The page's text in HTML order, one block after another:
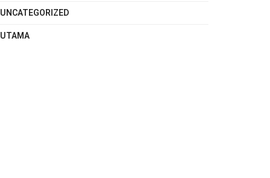
UNCATEGORIZED
UTAMA